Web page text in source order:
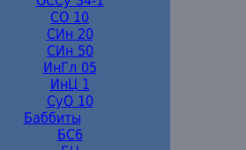
СО 10
СИн 20
СИн 50
ИнГл 05
ИнЦ 1
СуО 10
Баббиты
БС6